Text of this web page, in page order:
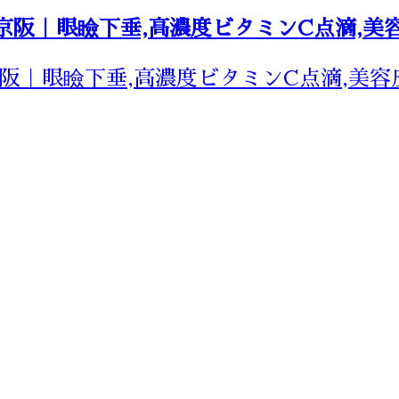
｜眼瞼下垂,高濃度ビタミンC点滴,美容